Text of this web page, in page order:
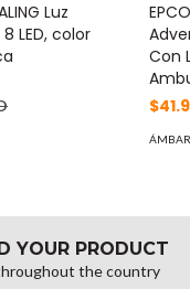
Luz
LED, color
Con
ÁMBAR
YOUR PRODUCT
the country